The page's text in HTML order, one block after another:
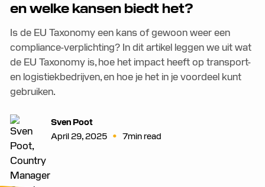
en welke kansen biedt het?
Is de EU Taxonomy een kans of gewoon weer een
compliance-verplichting? In dit artikel leggen we uit wat
de EU Taxonomy is, hoe het impact heeft op transport-
en logistiekbedrijven, en hoe je het in je voordeel kunt
gebruiken.
Sven Poot
April 29, 2025 • 7min read